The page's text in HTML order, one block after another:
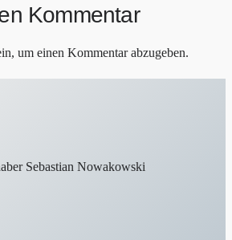
Kommentar
um einen Kommentar abzugeben.
Sebastian Nowakowski